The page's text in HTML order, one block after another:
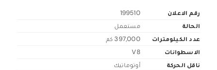
رقم الاعلان
199510
الحالة
مستعمل
عدد الكيلومترات
397,000 كم
الاسطوانات
V8
ناقل الحركة
أوتوماتيك